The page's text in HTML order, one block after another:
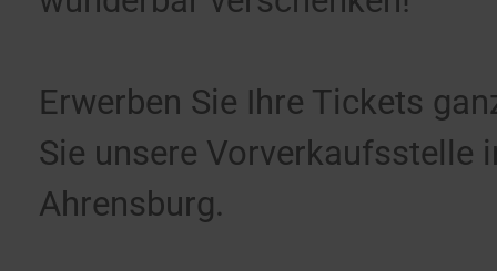
Erwerben Sie Ihre Tickets
Sie unsere Vorverkaufsstelle
Ahrensburg.